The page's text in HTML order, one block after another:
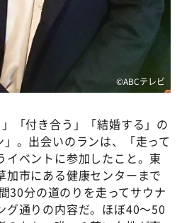
©️ABCテレビ
「付き合う」「結婚する」の
。出会いのランは、「走って
イベントに参加したこと。東
加市にある健康センターまで
30分の道のりを走ってサウナ
グ通りの内容だ。ほぼ40～50